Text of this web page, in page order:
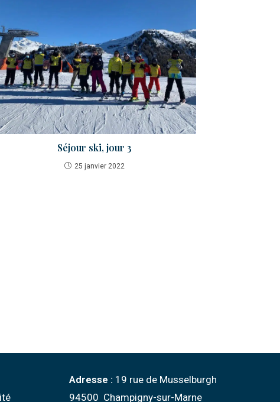
Séjour ski, jour 3
25 janvier 2022
Adresse : 19 rue de Musselburgh
94500 Champigny-sur-Marne